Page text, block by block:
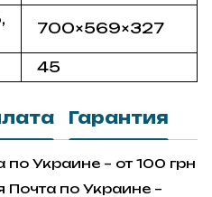
700×569×327
45
Гарантия
Украине – от 100 грн
Почта по Украине –